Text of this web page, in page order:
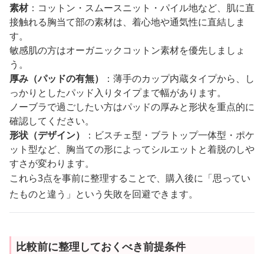
素材：コットン・スムースニット・パイル地など、肌に直
接触れる胸当て部の素材は、着心地や通気性に直結しま
す。
敏感肌の方はオーガニックコットン素材を優先しましょ
う。
厚み（パッドの有無）
：薄手のカップ内蔵タイプから、し
っかりとしたパッド入りタイプまで幅があります。
ノーブラで過ごしたい方はパッドの厚みと形状を重点的に
確認してください。
形状（デザイン）
：ビスチェ型・ブラトップ一体型・ポケ
ット型など、胸当ての形によってシルエットと着脱のしや
すさが変わります。
これら3点を事前に整理することで、購入後に「思ってい
たものと違う」という失敗を回避できます。
比較前に整理しておくべき前提条件